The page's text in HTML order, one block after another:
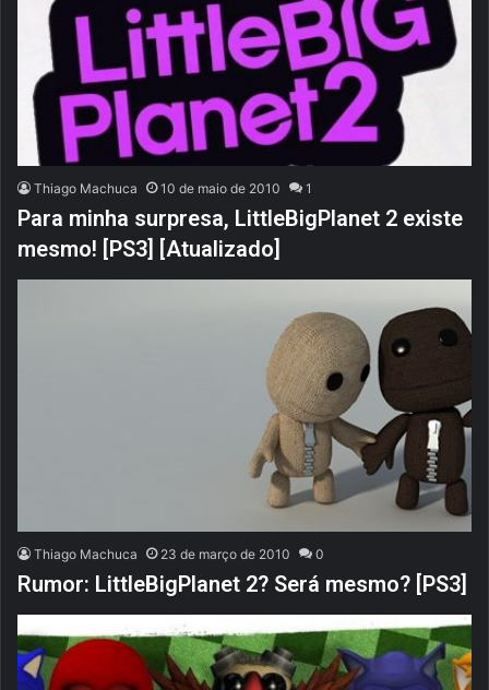
Thiago Machuca 10 de maio de 2010 1
Para minha surpresa, LittleBigPlanet 2 existe
mesmo! [PS3] [Atualizado]
Thiago Machuca 23 de março de 2010 0
Rumor: LittleBigPlanet 2? Será mesmo? [PS3]